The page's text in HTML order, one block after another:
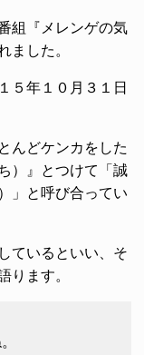
組『メレンゲの気
ました。
５年１０月３１日
んどケンカをした
）』とつけて「誠
」と呼び合ってい
ているといい、そ
ります。